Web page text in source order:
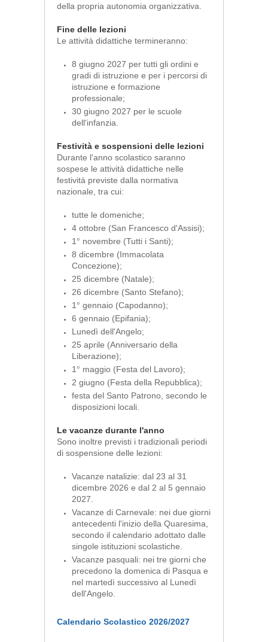
della propria autonomia organizzativa.
Fine delle lezioni
Le attività didattiche termineranno:
8 giugno 2027 per tutti gli ordini e
gradi di istruzione e per i percorsi di
istruzione e formazione
professionale;
30 giugno 2027 per le scuole
dell'infanzia.
Festività e sospensioni delle lezioni
Durante l'anno scolastico saranno
sospese le attività didattiche nelle
festività previste dalla normativa
nazionale, tra cui:
tutte le domeniche;
4 ottobre (San Francesco d'Assisi);
1° novembre (Tutti i Santi);
8 dicembre (Immacolata
Concezione);
25 dicembre (Natale);
26 dicembre (Santo Stefano);
1° gennaio (Capodanno);
6 gennaio (Epifania);
Lunedì dell'Angelo;
25 aprile (Anniversario della
Liberazione);
1° maggio (Festa del Lavoro);
2 giugno (Festa della Repubblica);
festa del Santo Patrono, secondo le
disposizioni locali.
Le vacanze durante l'anno
Sono inoltre previsti i tradizionali periodi
di sospensione delle lezioni:
Vacanze natalizie: dal 23 al 31
dicembre 2026 e dal 2 al 5 gennaio
2027.
Vacanze di Carnevale: nei due giorni
antecedenti l'inizio della Quaresima,
secondo il calendario adottato dalle
singole istituzioni scolastiche.
Vacanze pasquali: nei tre giorni che
precedono la domenica di Pasqua e
nel martedì successivo al Lunedì
dell'Angelo.
Calendario Scolastico 2026/2027